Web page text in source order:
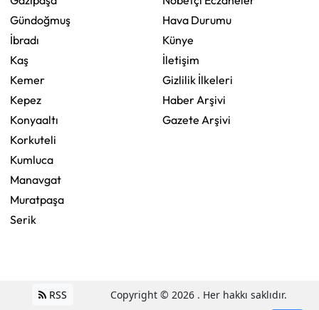
Gündoğmuş
İbradı
Kaş
Kemer
Kepez
Konyaaltı
Korkuteli
Kumluca
Manavgat
Muratpaşa
Serik
Hava Durumu
Künye
İletişim
Gizlilik İlkeleri
Haber Arşivi
Gazete Arşivi
RSS Copyright © 2026 . Her hakkı saklıdır.